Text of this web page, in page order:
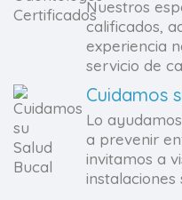
Nuestros
calificados,
experiencia
servicio de
Cuidamos
Lo
a prevenir
invitamos a
instalaciones